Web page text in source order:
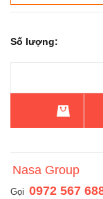
Số lượng:
Nasa Group
Gọi 0972 567